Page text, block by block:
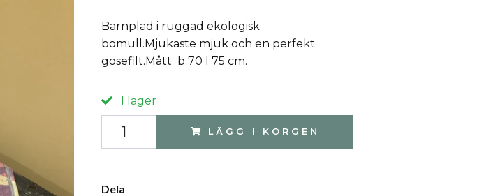
Barnpläd i ruggad ekologisk
bomull.Mjukaste mjuk och en perfekt
gosefilt.Mått b 70 l 75 cm.
I lager
LÄGG I KORGEN
Dela